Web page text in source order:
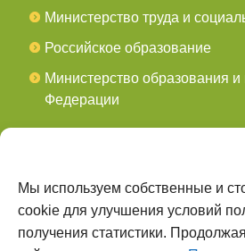
Мы используем собственные и
cookie для улучшения условий
получения статистики.
Министерство труда и
Российское образование
Министерство образования и
Федерации
мы в Контакте